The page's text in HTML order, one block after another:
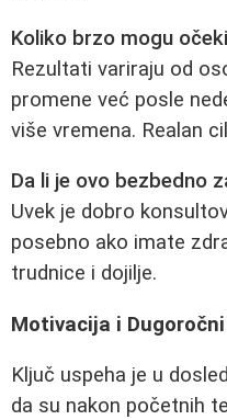
Koliko brzo mogu
Rezultati variraju od
promene već posle
više vremena. Realan
Da li je ovo bezbedno
Uvek je dobro
posebno ako imate
trudnice i dojilje.
Motivacija i
Ključ uspeha je u
da su nakon početnih